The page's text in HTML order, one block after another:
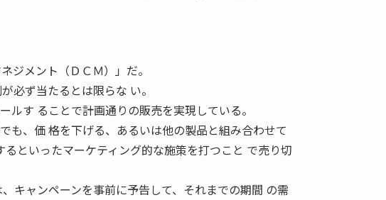
ジメント（ＤＣＭ）」だ。
必ず当たるとは限らな い。
ルす ることで計画通りの販売を実現している。
も、価 格を下げる、あるいは他の製品と組み合わせて
といったマーケティング的な施策を打つこと で売り切
キャンペーンを事前に予告して、それまでの期間 の需